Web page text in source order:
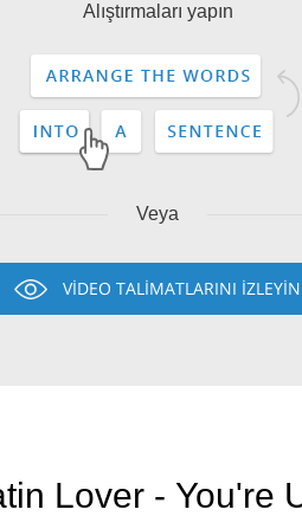
Alıştırmaları yapın
Veya
VİDEO TALİMATLARINI İZLEYİN
Lover - You're